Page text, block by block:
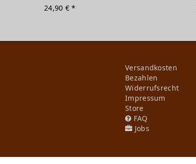
24,90 € *
Versandkosten
Bezahlen
Widerrufs­recht
Impressum
Store
FAQ
Jobs